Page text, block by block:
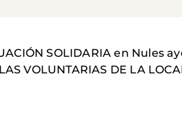
SOLIDARIA en Nules
VOLUNTARIAS DE LA